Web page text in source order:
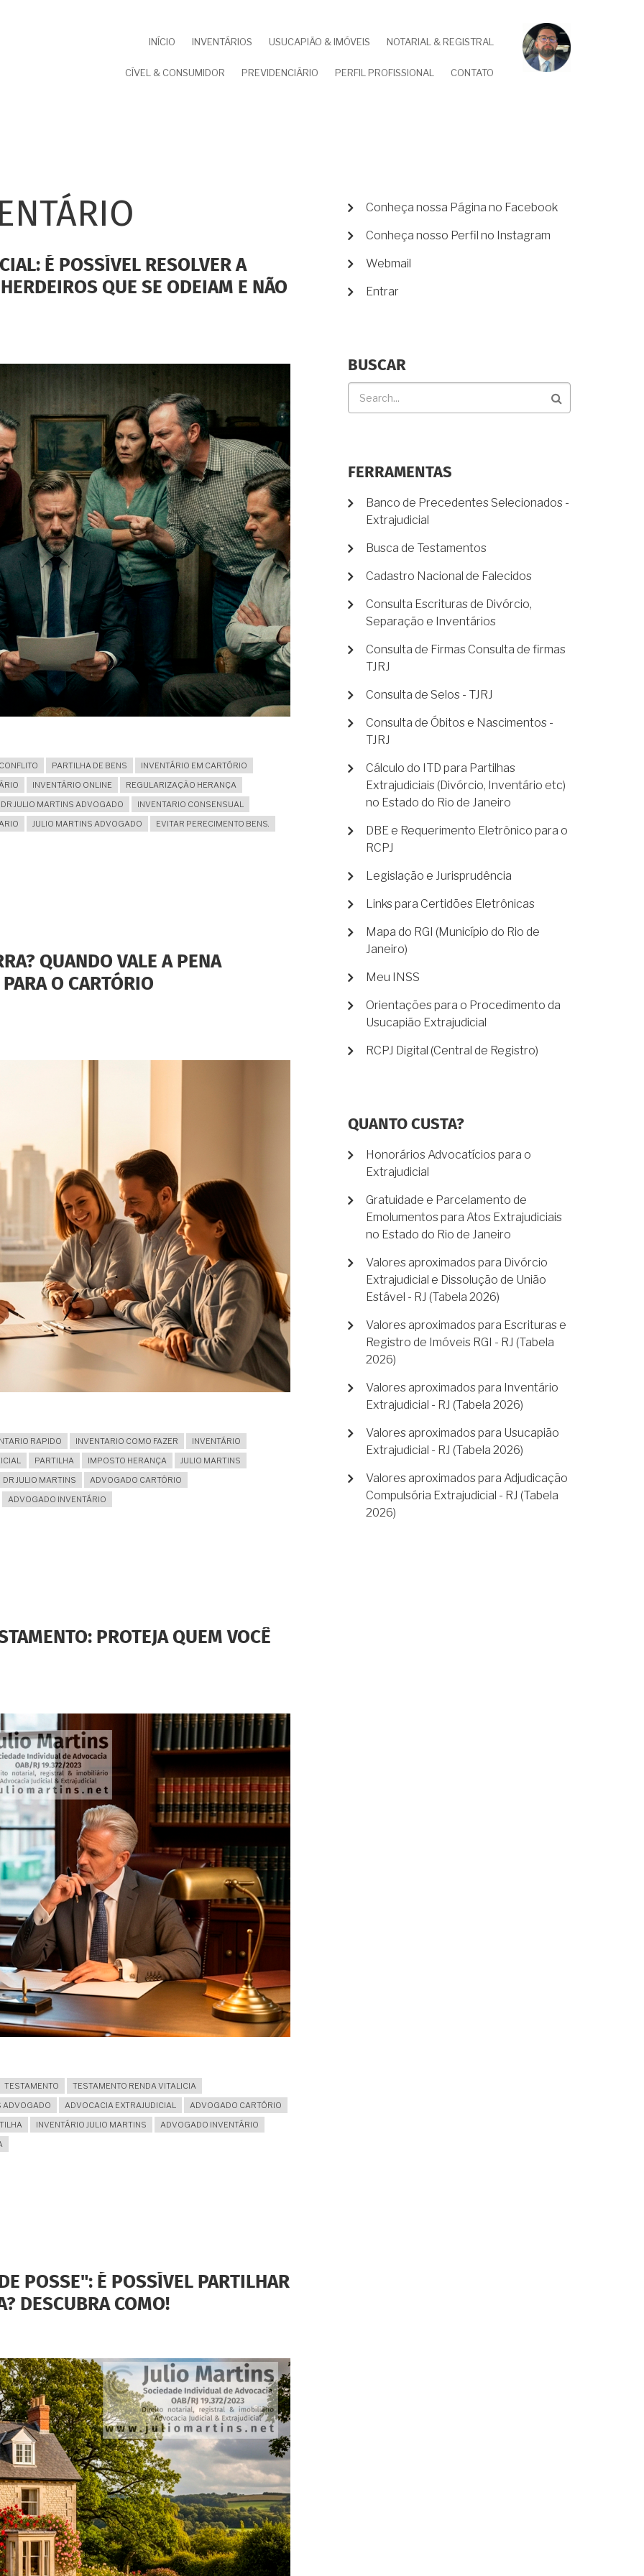
INÍCIO INVENTÁRIOS USUCAPIÃO & IMÓVEIS NOTARIAL & REGISTRAL
CÍVEL & CONSUMIDOR PREVIDENCIÁRIO PERFIL PROFISSIONAL CONTATO
É POSSÍVEL RESOLVER A
QUE SE ODEIAM E NÃO
PARTILHA DE BENS
INVENTÁRIO EM CARTÓRIO
INVENTÁRIO ONLINE
REGULARIZAÇÃO HERANÇA
DR JULIO MARTINS ADVOGADO
INVENTARIO CONSENSUAL
JULIO MARTINS ADVOGADO EVITAR PERECIMENTO BENS.
QUANDO VALE A PENA
O CARTÓRIO
RAPIDO INVENTARIO COMO FAZER
INVENTÁRIO
PARTILHA IMPOSTO HERANÇA
JULIO MARTINS
DR JULIO MARTINS
ADVOGADO CARTÓRIO
ADVOGADO INVENTÁRIO
PROTEJA QUEM VOCÊ
TESTAMENTO
TESTAMENTO RENDA VITALICIA
ADVOGADO ADVOCACIA EXTRAJUDICIAL
ADVOGADO CARTÓRIO
INVENTÁRIO JULIO MARTINS
ADVOGADO INVENTÁRIO
POSSE": É POSSÍVEL PARTILHAR
DESCUBRA COMO!
MENU
CONTA
DE
Conheça nossa Página no Facebook
Conheça nosso Perfil no Instagram
Webmail
Entrar
BUSCAR
FERRAMENTAS
Banco de Precedentes Selecionados -
Extrajudicial
Busca de Testamentos
Cadastro Nacional de Falecidos
Consulta Escrituras de Divórcio,
Separação e Inventários
Consulta de Firmas Consulta de firmas
TJRJ
Consulta de Selos - TJRJ
Consulta de Óbitos e Nascimentos -
TJRJ
Cálculo do ITD para Partilhas
Extrajudiciais (Divórcio, Inventário etc)
no Estado do Rio de Janeiro
DBE e Requerimento Eletrônico para o
RCPJ
Legislação e Jurisprudência
Links para Certidões Eletrônicas
Mapa do RGI (Município do Rio de
Janeiro)
Meu INSS
Orientações para o Procedimento da
Usucapião Extrajudicial
RCPJ Digital (Central de Registro)
QUANTO CUSTA?
Honorários Advocatícios para o
Extrajudicial
Gratuidade e Parcelamento de
Emolumentos para Atos Extrajudiciais
no Estado do Rio de Janeiro
Valores aproximados para Divórcio
Extrajudicial e Dissolução de União
Estável - RJ (Tabela 2026)
Valores aproximados para Escrituras e
Registro de Imóveis RGI - RJ (Tabela
2026)
Valores aproximados para Inventário
Extrajudicial - RJ (Tabela 2026)
Valores aproximados para Usucapião
Extrajudicial - RJ (Tabela 2026)
Valores aproximados para Adjudicação
Compulsória Extrajudicial - RJ (Tabela
2026)